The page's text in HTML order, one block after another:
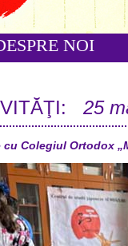
NOI
25
cu Colegiul Ortodox